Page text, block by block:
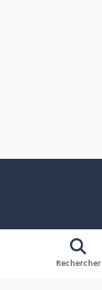
confidentialité
Rechercher